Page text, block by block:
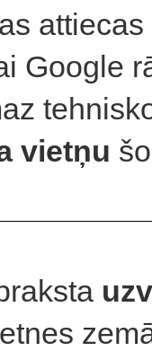
Google
vietņu